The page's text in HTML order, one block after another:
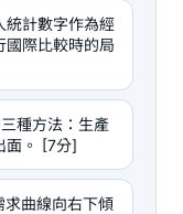
統計數字作為經
國際比較時的局
種方法：生產
面。 [7分]
求曲線向右下傾